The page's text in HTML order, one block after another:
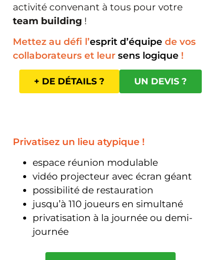
activité convenant à tous pour votre
team building !
Mettez au défi l’esprit d’équipe de vos
collaborateurs et leur sens logique !
+ DE DÉTAILS ? UN DEVIS ?
Privatisez un lieu atypique !
espace réunion modulable
vidéo projecteur avec écran géant
possibilité de restauration
jusqu’à 110 joueurs en simultané
privatisation à la journée ou demi-
journée